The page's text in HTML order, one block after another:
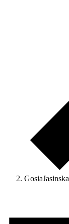
GosiaJasinska